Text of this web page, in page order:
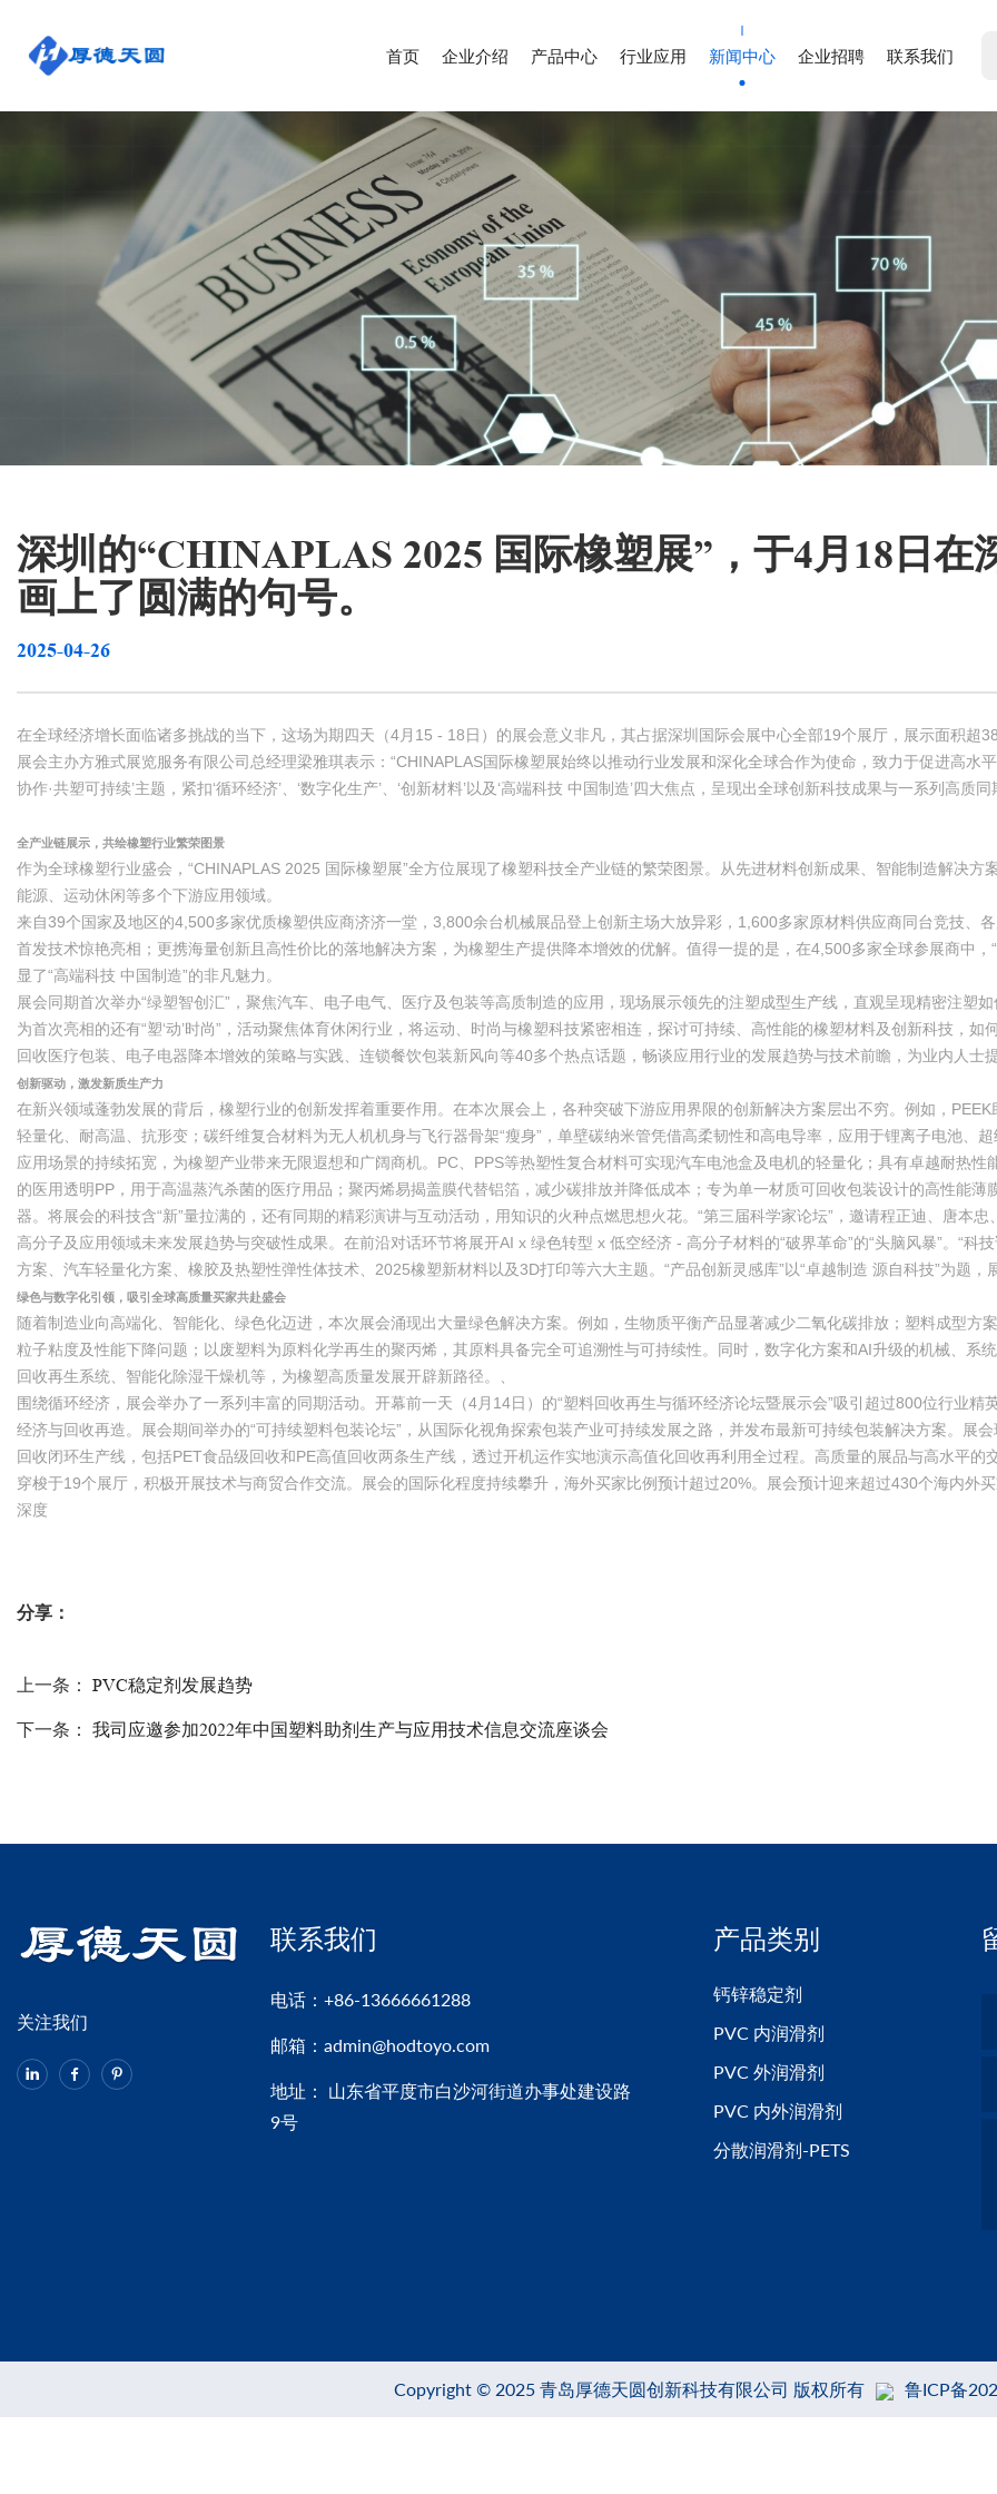
首页 企业介绍 产品中心 行业应用 新闻中心 企业招聘 联系我们
深圳的“CHINAPLAS 2025 国际橡塑展”，于4月18日
画上了圆满的句号。
2025-04-26
在全球经济增长面临诸多挑战的当下，这场为期四天（4月15 - 18日）的展会意义非凡，其占据深圳国际会展中心全部19个展厅，展示面积超
展会主办方雅式展览服务有限公司总经理梁雅琪表示：“CHINAPLAS国际橡塑展始终以推动行业发展和深化全球合作为使命，致力于促进高水
协作·共塑可持续’主题，紧扣‘循环经济’、‘数字化生产’、‘创新材料’以及‘高端科技 中国制造’四大焦点，呈现出全球创新科技成果与一系列高质
全产业链展示，共绘橡塑行业繁荣图景
作为全球橡塑行业盛会，“CHINAPLAS 2025 国际橡塑展”全方位展现了橡塑科技全产业链的繁荣图景。从先进材料创新成果、智能制造解决
能源、运动休闲等多个下游应用领域。
来自39个国家及地区的4,500多家优质橡塑供应商济济一堂，3,800余台机械展品登上创新主场大放异彩，1,600多家原材料供应商同台竞技
首发技术惊艳亮相；更携海量创新且高性价比的落地解决方案，为橡塑生产提供降本增效的优解。值得一提的是，在4,500多家全球参展商中
显了“高端科技 中国制造”的非凡魅力。
展会同期首次举办“绿塑智创汇”，聚焦汽车、电子电气、医疗及包装等高质制造的应用，现场展示领先的注塑成型生产线，直观呈现精密注塑
为首次亮相的还有“塑‘动’时尚”，活动聚焦体育休闲行业，将运动、时尚与橡塑科技紧密相连，探讨可持续、高性能的橡塑材料及创新科技，
回收医疗包装、电子电器降本增效的策略与实践、连锁餐饮包装新风向等40多个热点话题，畅谈应用行业的发展趋势与技术前瞻，为业内人士
创新驱动，激发新质生产力
在新兴领域蓬勃发展的背后，橡塑行业的创新发挥着重要作用。在本次展会上，各种突破下游应用界限的创新解决方案层出不穷。例如，
轻量化、耐高温、抗形变；碳纤维复合材料为无人机机身与飞行器骨架“瘦身”，单壁碳纳米管凭借高柔韧性和高电导率，应用于锂离子电池、
应用场景的持续拓宽，为橡塑产业带来无限遐想和广阔商机。PC、PPS等热塑性复合材料可实现汽车电池盒及电机的轻量化；具有卓越耐热
的医用透明PP，用于高温蒸汽杀菌的医疗用品；聚丙烯易揭盖膜代替铝箔，减少碳排放并降低成本；专为单一材质可回收包装设计的高性能
器。将展会的科技含“新”量拉满的，还有同期的精彩演讲与互动活动，用知识的火种点燃思想火花。“第三届科学家论坛”，邀请程正迪、唐本
高分子及应用领域未来发展趋势与突破性成果。在前沿对话环节将展开AI x 绿色转型 x 低空经济 - 高分子材料的“破界革命”的“头脑风暴”。“
方案、汽车轻量化方案、橡胶及热塑性弹性体技术、2025橡塑新材料以及3D打印等六大主题。“产品创新灵感库”以“卓越制造 源自科技”为题
绿色与数字化引领，吸引全球高质量买家共赴盛会
随着制造业向高端化、智能化、绿色化迈进，本次展会涌现出大量绿色解决方案。例如，生物质平衡产品显著减少二氧化碳排放；塑料成型
粒子粘度及性能下降问题；以废塑料为原料化学再生的聚丙烯，其原料具备完全可追溯性与可持续性。同时，数字化方案和AI升级的机械、系
回收再生系统、智能化除湿干燥机等，为橡塑高质量发展开辟新路径。、
围绕循环经济，展会举办了一系列丰富的同期活动。开幕前一天（4月14日）的“塑料回收再生与循环经济论坛暨展示会”吸引超过800位行业
经济与回收再造。展会期间举办的“可持续塑料包装论坛”，从国际化视角探索包装产业可持续发展之路，并发布最新可持续包装解决方案。展
回收闭环生产线，包括PET食品级回收和PE高值回收两条生产线，透过开机运作实地演示高值化回收再利用全过程。高质量的展品与高水平
穿梭于19个展厅，积极开展技术与商贸合作交流。展会的国际化程度持续攀升，海外买家比例预计超过20%。展会预计迎来超过430个海内外
深度
分享：
上一条： PVC稳定剂发展趋势
下一条： 我司应邀参加2022年中国塑料助剂生产与应用技术信息交流座谈会
关注我们
联系我们
电话： +86-13666661288
邮箱： admin@hodtoyo.com
地址： 山东省平度市白沙河街道办事处建设路
9号
产品类别
钙锌稳定剂
PVC 内润滑剂
PVC 外润滑剂
PVC 内外润滑剂
分散润滑剂-PETS
Copyright © 2025 青岛厚德天圆创新科技有限公司 版权所有 鲁ICP备